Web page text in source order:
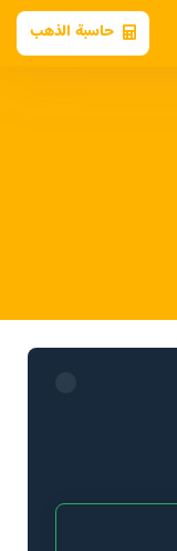
حاسبة الذهب